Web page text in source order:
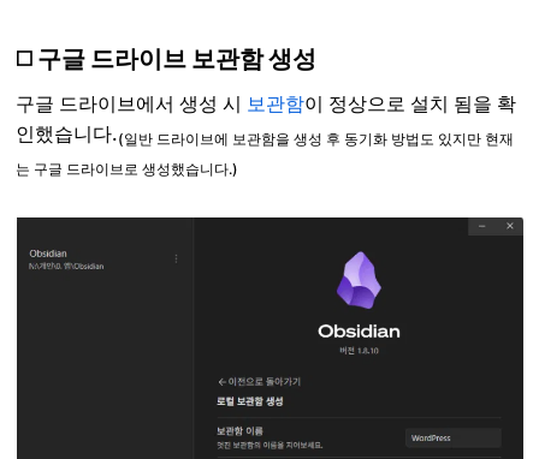
◻️ 구글 드라이브 보관함 생성
구글 드라이브에서 생성 시 보관함이 정상으로 설치 됨을 확
인했습니다.(일반 드라이브에 보관함을 생성 후 동기화 방법도 있지만 현재
는 구글 드라이브로 생성했습니다.)